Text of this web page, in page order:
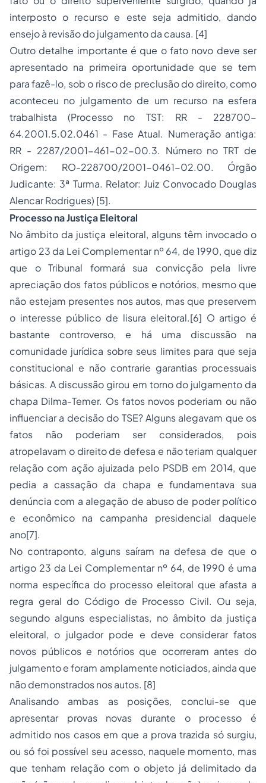
interposto o recurso e este seja admitido, dando
ensejo à revisão do julgamento da causa. [4]
Outro detalhe importante é que o fato novo deve ser
apresentado na primeira oportunidade que se tem
para fazê-lo, sob o risco de preclusão do direito, como
aconteceu no julgamento de um recurso na esfera
trabalhista (Processo no TST: RR - 228700-
64.2001.5.02.0461 - Fase Atual. Numeração antiga:
RR - 2287/2001-461-02-00.3. Número no TRT de
Origem: RO-228700/2001-0461-02.00. Órgão
Judicante: 3ª Turma. Relator: Juiz Convocado Douglas
Alencar Rodrigues) [5].
Processo na Justiça Eleitoral
No âmbito da justiça eleitoral, alguns têm invocado o
artigo 23 da Lei Complementar nº 64, de 1990, que diz
que o Tribunal formará sua convicção pela livre
apreciação dos fatos públicos e notórios, mesmo que
não estejam presentes nos autos, mas que preservem
o interesse público de lisura eleitoral.[6] O artigo é
bastante controverso, e há uma discussão na
comunidade jurídica sobre seus limites para que seja
constitucional e não contrarie garantias processuais
básicas. A discussão girou em torno do julgamento da
chapa Dilma-Temer. Os fatos novos poderiam ou não
influenciar a decisão do TSE? Alguns alegavam que os
fatos não poderiam ser considerados, pois
atropelavam o direito de defesa e não teriam qualquer
relação com ação ajuizada pelo PSDB em 2014, que
pedia a cassação da chapa e fundamentava sua
denúncia com a alegação de abuso de poder político
e econômico na campanha presidencial daquele
ano[7].
No contraponto, alguns saíram na defesa de que o
artigo 23 da Lei Complementar nº 64, de 1990 é uma
norma específica do processo eleitoral que afasta a
regra geral do Código de Processo Civil. Ou seja,
segundo alguns especialistas, no âmbito da justiça
eleitoral, o julgador pode e deve considerar fatos
novos públicos e notórios que ocorreram antes do
julgamento e foram amplamente noticiados, ainda que
não demonstrados nos autos. [8]
Analisando ambas as posições, conclui-se que
apresentar provas novas durante o processo é
admitido nos casos em que a prova trazida só surgiu,
ou só foi possível seu acesso, naquele momento, mas
que tenham relação com o objeto já delimitado da